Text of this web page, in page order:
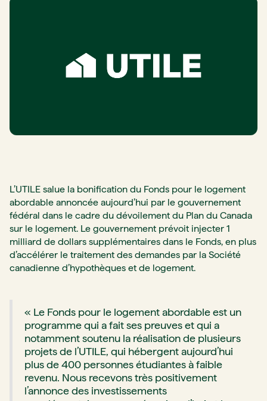
L’UTILE salue la bonification du Fonds pour le logement
abordable annoncée aujourd’hui par le gouvernement
fédéral dans le cadre du dévoilement du Plan du Canada
sur le logement. Le gouvernement prévoit injecter 1
milliard de dollars supplémentaires dans le Fonds, en plus
d’accélérer le traitement des demandes par la Société
canadienne d’hypothèques et de logement.
« Le Fonds pour le logement abordable est un
programme qui a fait ses preuves et qui a
notamment soutenu la réalisation de plusieurs
projets de l’UTILE, qui hébergent aujourd’hui
plus de 400 personnes étudiantes à faible
revenu. Nous recevons très positivement
l’annonce des investissements